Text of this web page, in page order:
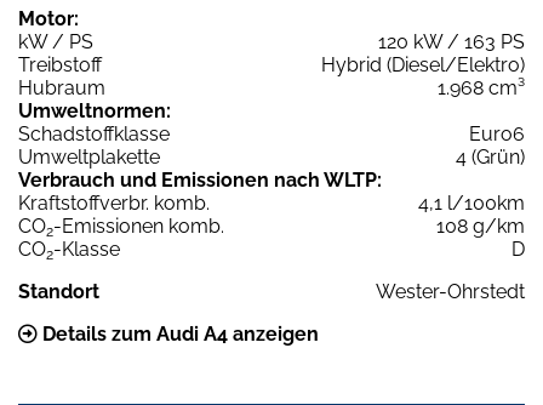
Motor:
kW / PS
120 kW / 163 PS
Treibstoff
Hybrid (Diesel/Elektro)
Hubraum
1.968 cm³
Umweltnormen:
Schadstoffklasse
Euro6
Umweltplakette
4 (Grün)
Verbrauch und Emissionen nach WLTP:
Kraftstoffverbr. komb.
4,1 l/100km
CO2-Emissionen komb.
108 g/km
CO2-Klasse
D
Standort
Wester-Ohrstedt
Details zum Audi A4 anzeigen